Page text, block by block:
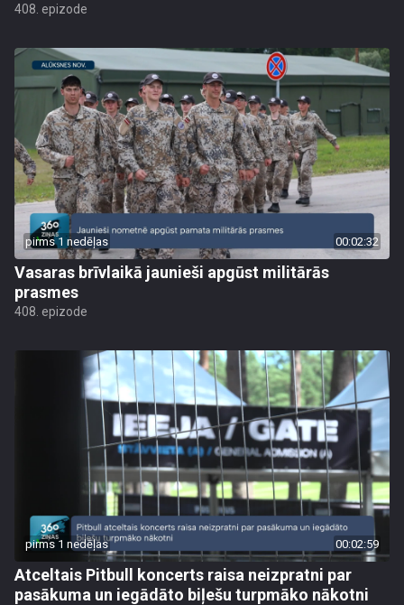
408. epizode
pirms 1 nedēļas 00:02:32
Vasaras brīvlaikā jaunieši apgūst militārās
prasmes
408. epizode
pirms 1 nedēļas 00:02:59
Atceltais Pitbull koncerts raisa neizpratni par
pasākuma un iegādāto biļešu turpmāko nākotni